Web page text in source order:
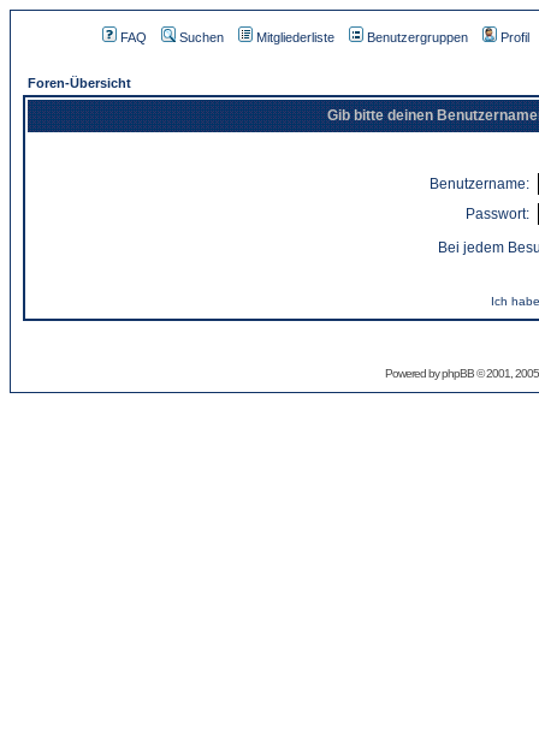
FAQ Suchen Mitgliederliste Benutzergruppen Profil
Foren-Übersicht
Gib bitte deinen
Benutzername:
Passwort:
Bei jedem
Ich
Powered byphpBB© 2001,